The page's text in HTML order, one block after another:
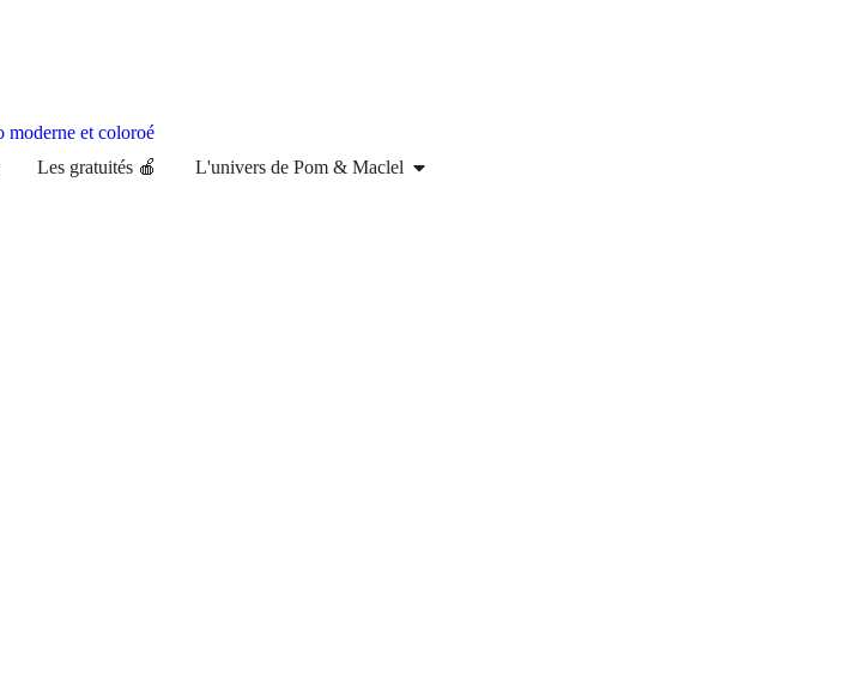
Les gratuités 🍎 L'univers de Pom & Maclel